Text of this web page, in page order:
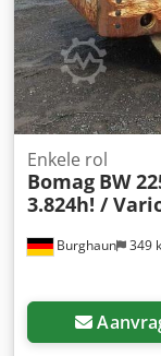
Burghaun 349
Enkele rol
Bomag BW
3.824h! /